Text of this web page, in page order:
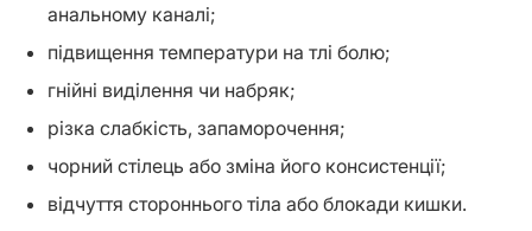
анальному каналі;
підвищення температури на тлі болю;
гнійні виділення чи набряк;
різка слабкість, запаморочення;
чорний стілець або зміна його консистенції;
відчуття стороннього тіла або блокади кишки.